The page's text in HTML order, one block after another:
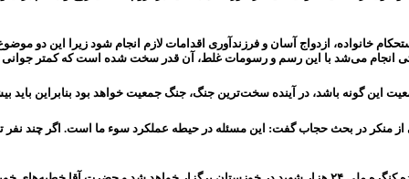
خانواده، ازدواج آسان و فرزندآوری اقدامات لازم انجام شود زیرا این
انجام می‌شد با این رسم و رسومات غلط، آن قدر سخت شده است که کمتر
این گونه باشد، در آینده سخت‌ترین جنگ، جنگ جمعیت خواهد بود بنابراین باید
از منکر در بحث حجاب گفت: این مسئله در حیطه عملکرد سوء ما است. اگر چند